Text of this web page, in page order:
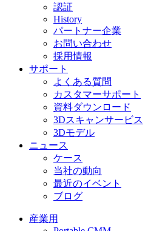
認証
History
パートナー企業
お問い合わせ
採用情報
サポート
よくある質問
カスタマーサポート
資料ダウンロード
3Dスキャンサービス
3Dモデル
ニュース
ケース
当社の動向
最近のイベント
ブログ
産業用